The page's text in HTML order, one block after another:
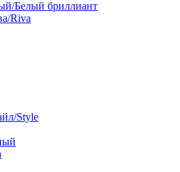
Белый бриллиант
Riva
Style